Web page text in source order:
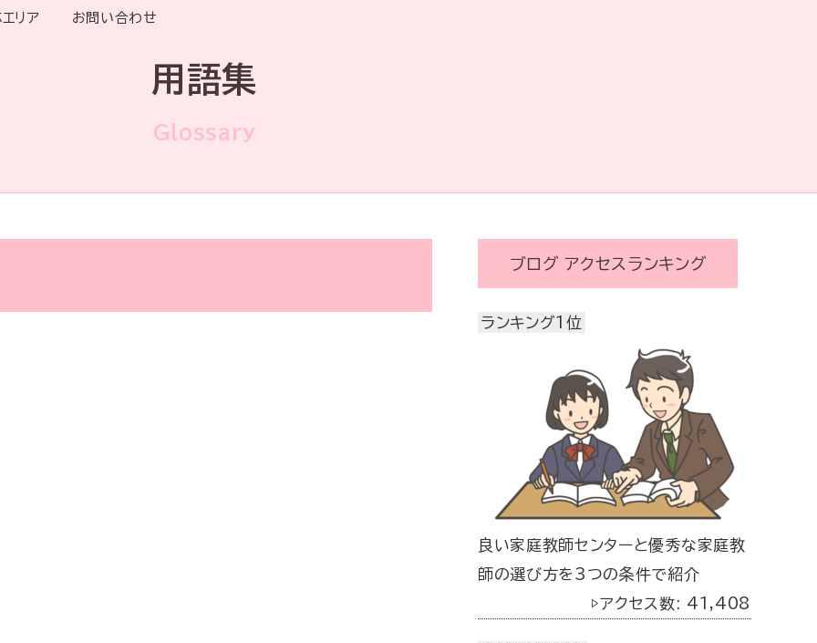
リア お問い合わせ
用語集
Glossary
ブログ アクセスランキング
ランキング1位
良い家庭教師センターと優秀な家庭教
師の選び方を3つの条件で紹介
▷アクセス数: 41,408